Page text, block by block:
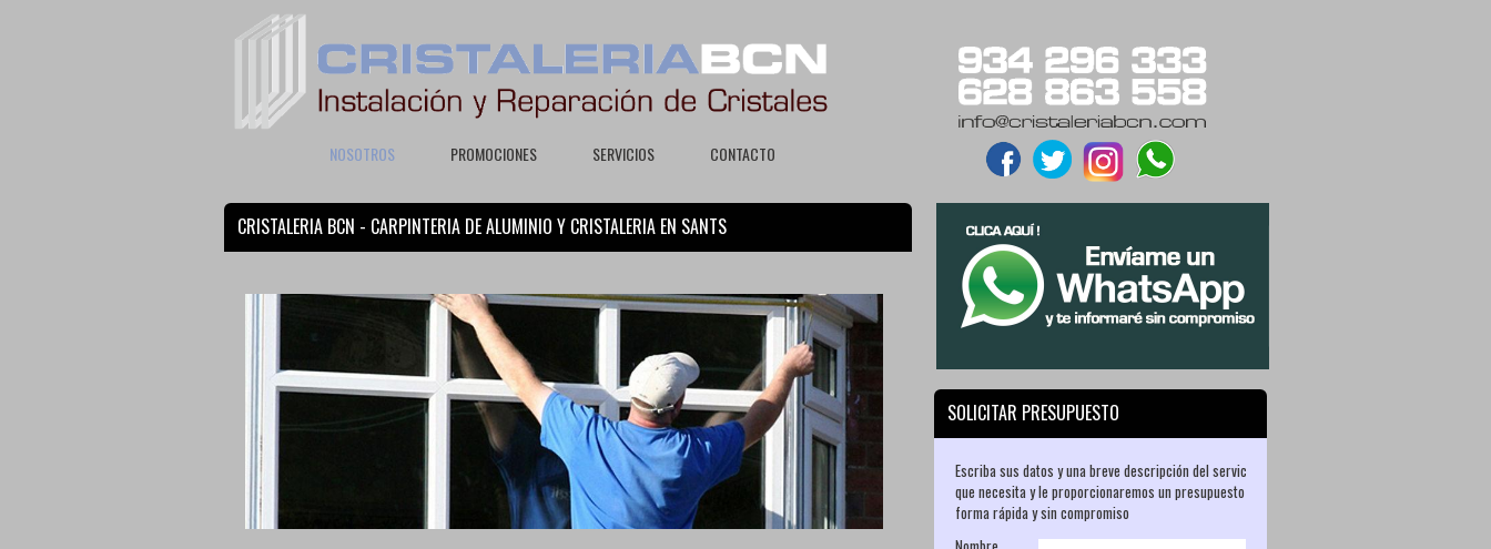
NOSOTROS PROMOCIONES SERVICIOS CONTACTO
CRISTALERIA BCN - CARPINTERIA DE ALUMINIO Y CRISTALERIA EN SANTS
SOLICITAR PRESUPUESTO
Escriba sus datos y una breve descripción del servicio
que necesita y le proporcionaremos un presupuesto de
forma rápida y sin compromiso